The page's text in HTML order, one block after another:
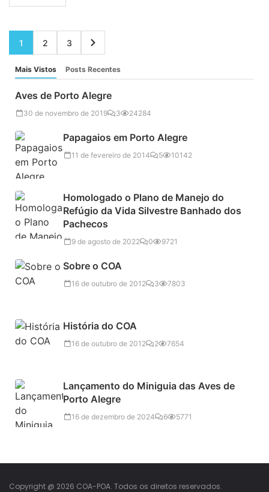
1 2 3
Mais Vistos Posts Recentes
Aves de Porto Alegre
30 de novembro de 2019 3 24284
Papagaios em Porto Alegre
11 de fevereiro de 2014 5 10142
Homologado o Plano de Manejo do
Refúgio da Vida Silvestre Banhado dos
Pachecos
9 de agosto de 2022 0 9721
Sobre o COA
16 de outubro de 2012 3 7803
História do COA
16 de outubro de 2012 2 7654
Lançamento do Miniguia das Aves de
Porto Alegre
16 de dezembro de 2024 6 5771
Copyright @ 2026 COA-POA. Todos os direitos reservados.